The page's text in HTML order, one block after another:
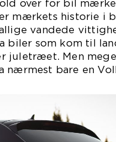
over for bil
mærkets historie i
vandede
biler som kom til
juletræet. Men
nærmest bare en